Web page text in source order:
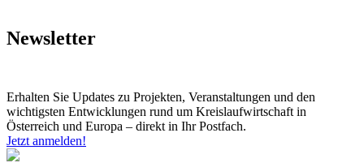
Newsletter
Erhalten Sie Updates zu Projekten, Veranstaltungen und den
wichtigsten Entwicklungen rund um Kreislaufwirtschaft in
Österreich und Europa – direkt in Ihr Postfach.
Jetzt anmelden!